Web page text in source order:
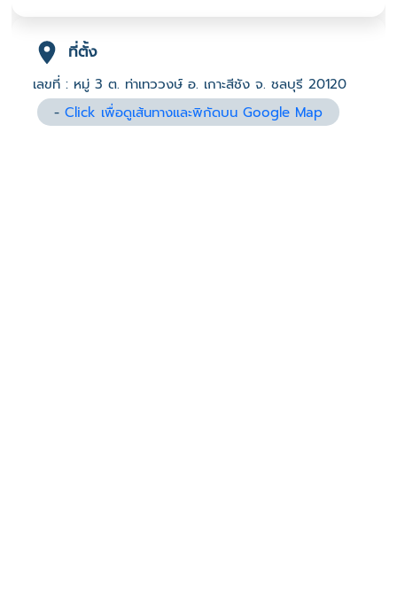
ที่ตั้ง
เลขที่ : หมู่ 3 ต. ท่าเทววงษ์ อ. เกาะสีชัง จ. ชลบุรี 20120
-Click เพื่อดูเส้นทางและพิกัดบน Google Map